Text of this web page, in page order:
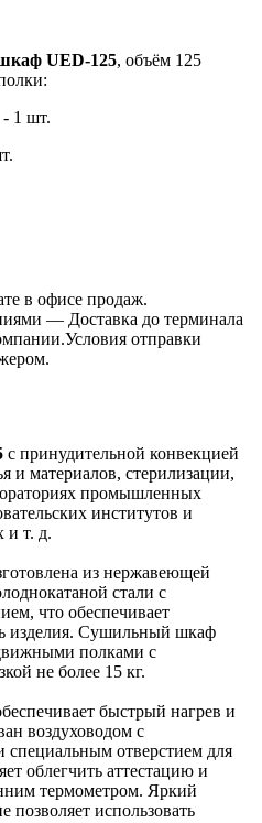
UED-125, объём 125
1 шт.
в офисе продаж.
— Доставка до терминала
отправки
с принудительной конвекцией
и материалов, стерилизации,
промышленных
институтов и
и т. д.
из нержавеющей
стали с
что обеспечивает
изделия. Сушильный шкаф
полками с
не более 15 кг.
быстрый нагрев и
воздуховодом с
специальным отверстием для
облегчить аттестацию и
термометром. Яркий
позволяет использовать